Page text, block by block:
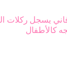
يسجل ركلات
كالأطفال